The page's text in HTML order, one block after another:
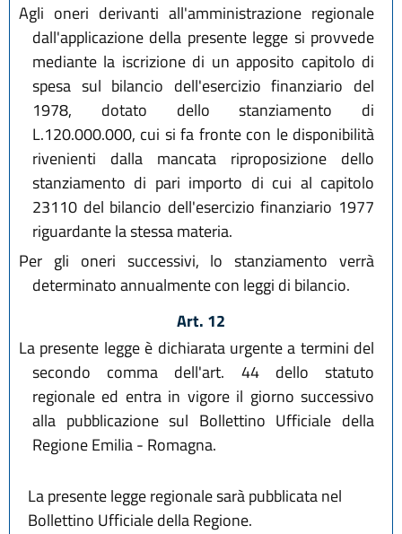
Agli oneri derivanti all'amministrazione regionale
dall'applicazione della presente legge si provvede
mediante la iscrizione di un apposito capitolo di
spesa sul bilancio dell'esercizio finanziario del
1978, dotato dello stanziamento di
L.120.000.000, cui si fa fronte con le disponibilità
rivenienti dalla mancata riproposizione dello
stanziamento di pari importo di cui al capitolo
23110 del bilancio dell'esercizio finanziario 1977
riguardante la stessa materia.
Per gli oneri successivi, lo stanziamento verrà
determinato annualmente con leggi di bilancio.
Art. 12
La presente legge è dichiarata urgente a termini del
secondo comma dell'art. 44 dello statuto
regionale ed entra in vigore il giorno successivo
alla pubblicazione sul Bollettino Ufficiale della
Regione Emilia - Romagna.
La presente legge regionale sarà pubblicata nel
Bollettino Ufficiale della Regione.